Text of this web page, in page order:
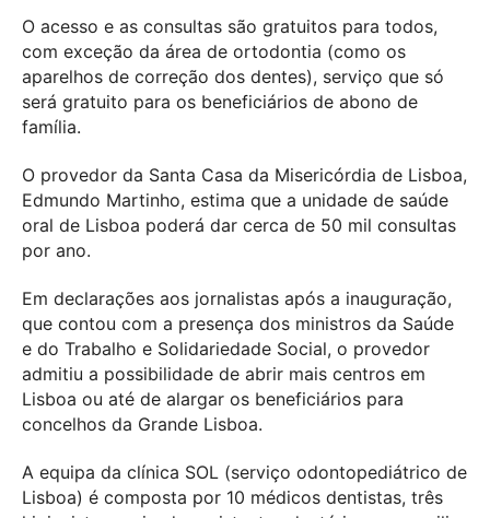
O acesso e as consultas são gratuitos para todos,
com exceção da área de ortodontia (como os
aparelhos de correção dos dentes), serviço que só
será gratuito para os beneficiários de abono de
família.
O provedor da Santa Casa da Misericórdia de Lisboa,
Edmundo Martinho, estima que a unidade de saúde
oral de Lisboa poderá dar cerca de 50 mil consultas
por ano.
Em declarações aos jornalistas após a inauguração,
que contou com a presença dos ministros da Saúde
e do Trabalho e Solidariedade Social, o provedor
admitiu a possibilidade de abrir mais centros em
Lisboa ou até de alargar os beneficiários para
concelhos da Grande Lisboa.
A equipa da clínica SOL (serviço odontopediátrico de
Lisboa) é composta por 10 médicos dentistas, três